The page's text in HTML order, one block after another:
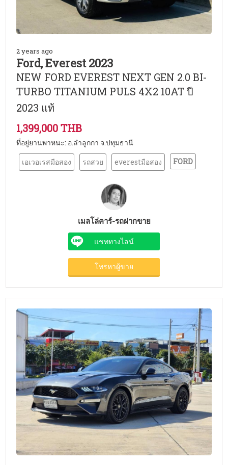
2 years ago
Ford, Everest 2023
NEW FORD EVEREST NEXT GEN 2.0 BI-
TURBO TITANIUM PULS 4X2 10AT ปี
2023 แท้
1,399,000 THB
ที่อยู่ยานพาหนะ: อ.ลำลูกกา จ.ปทุมธานี
เอเวอเรสมือสอง
รถสวย everestมือสอง FORD
เมลโล่คาร์-รถฝากขาย
แชททางไลน์
โทรหาผู้ขาย